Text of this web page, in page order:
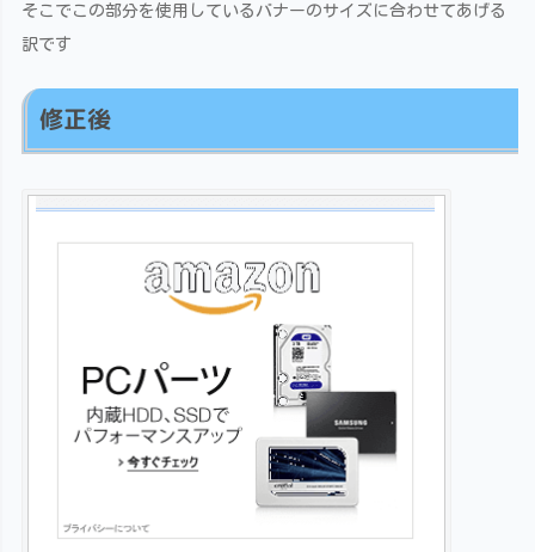
そこでこの部分を使用しているバナーのサイズに合わせてあげる
訳です
修正後